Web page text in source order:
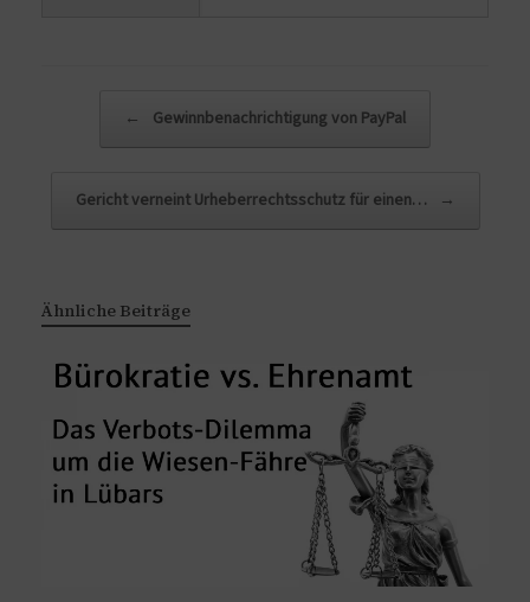
← Gewinnbenachrichtigung von PayPal
Gericht verneint Urheberrechtsschutz für einen… →
Ähnliche Beiträge